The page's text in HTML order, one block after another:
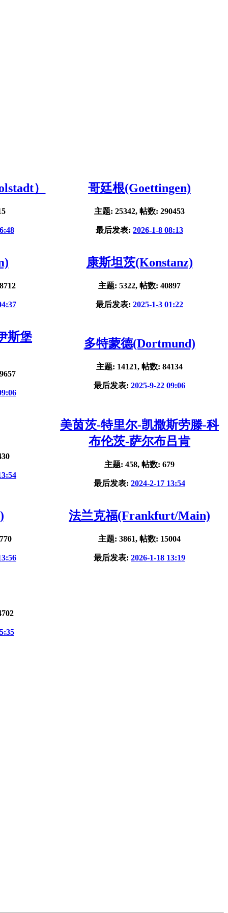
） 哥廷根(Goettingen)
主题: 25342, 帖数: 290453
最后发表: 2026-1-8 08:13
康斯坦茨(Konstanz)
主题: 5322, 帖数: 40897
最后发表: 2025-1-3 01:22
斯堡 多特蒙德(Dortmund)
主题: 14121, 帖数: 84134
最后发表: 2025-9-22 09:06
美茵茨-特里尔-凯撒斯劳滕-科
布伦茨-萨尔布吕肯
主题: 458, 帖数: 679
最后发表: 2024-2-17 13:54
法兰克福(Frankfurt/Main)
主题: 3861, 帖数: 15004
最后发表: 2026-1-18 13:19